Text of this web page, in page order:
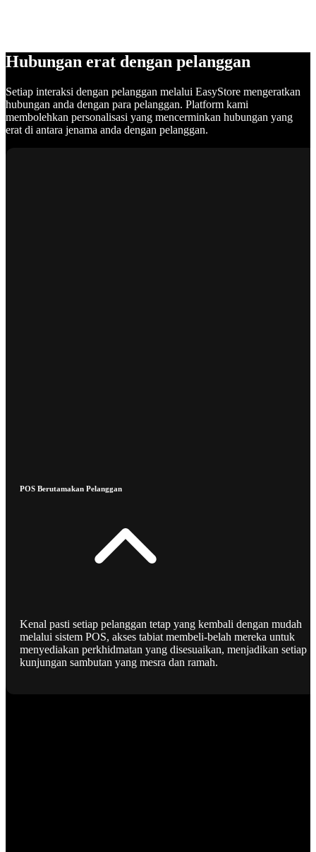
Hubungan erat dengan pelanggan
Setiap interaksi dengan pelanggan melalui EasyStore mengeratkan
hubungan anda dengan para pelanggan. Platform kami
membolehkan personalisasi yang mencerminkan hubungan yang
erat di antara jenama anda dengan pelanggan.
POS Berutamakan Pelanggan
Kenal pasti setiap pelanggan tetap yang kembali dengan mudah
melalui sistem POS, akses tabiat membeli-belah mereka untuk
menyediakan perkhidmatan yang disesuaikan, menjadikan setiap
kunjungan sambutan yang mesra dan ramah.